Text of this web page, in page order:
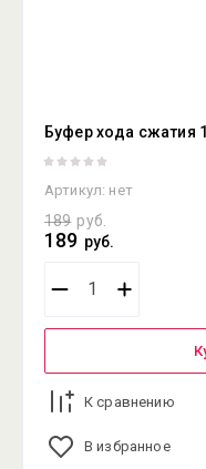
Буфер хода сжатия
Артикул: нет
189 руб.
189 руб.
К сравнению
В избранное